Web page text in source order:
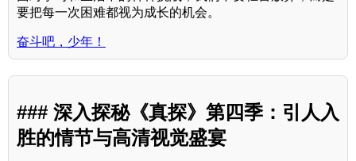
要把每一次困难都视为成长的机会。
奋斗吧，少年！
### 深入探秘《真探》第四季：引人入
胜的情节与高清视觉盛宴